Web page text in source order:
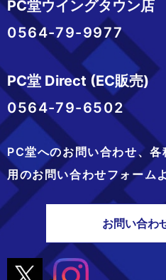
PC堂ウイングタウン店
0564-79-9977
PC堂 Direct (EC販売)
0564-79-6502
PC堂へのお問い合わせ、各
用のお問い合わせフォーム
お問い合わ